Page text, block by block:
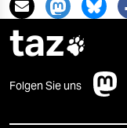
taz
Folgen Sie uns